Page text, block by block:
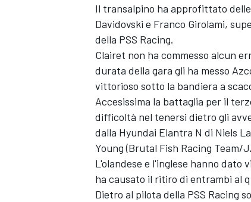
Il transalpino ha approfittato
Davidovski e Franco Girolami,
della PSS Racing.
Clairet non ha commesso alcun
durata della gara gli ha messo
vittorioso sotto la bandiera a
Accesissima la battaglia per il
difficoltà nel tenersi dietro gli
dalla Hyundai Elantra N di Niels
Young (Brutal Fish Racing Team/
L'olandese e l'inglese hanno dato
ha causato il ritiro di entrambi al
Dietro al pilota della PSS Racing